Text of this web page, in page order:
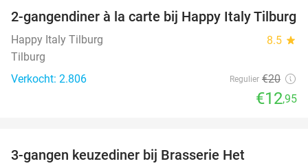
35%
2-gangendiner à la carte bij Happy Italy Tilburg
Happy Italy Tilburg 8.5 star
Tilburg
Verkocht: 2.806
Regulier €20
€12,95
3-gangen keuzediner bij Brasserie Het